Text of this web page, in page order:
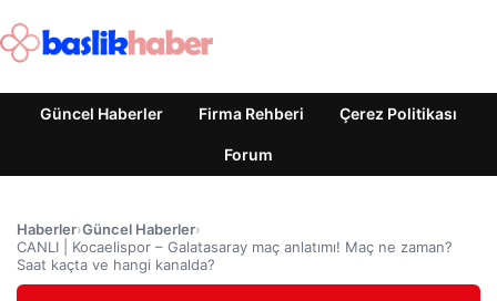
Güncel Haberler Firma Rehberi Çerez Politikası
Forum
Haberler›Güncel Haberler›
CANLI | Kocaelispor – Galatasaray maç anlatımı! Maç ne zaman?
Saat kaçta ve hangi kanalda?